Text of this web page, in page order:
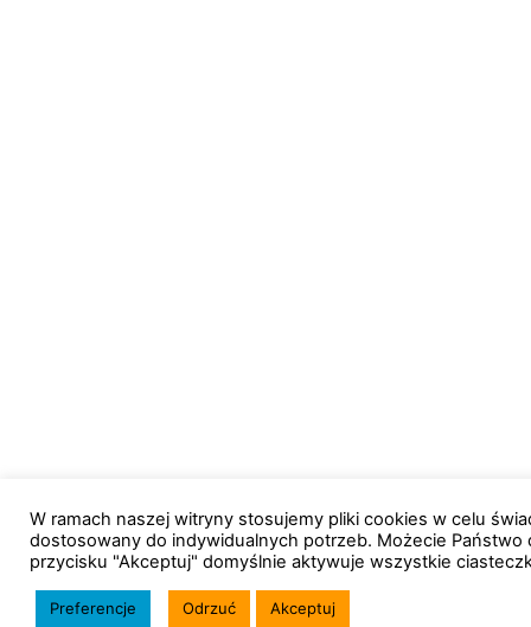
W ramach naszej witryny stosujemy pliki cookies w celu
dostosowany do indywidualnych potrzeb. Możecie
przycisku "Akceptuj" domyślnie aktywuje wszystkie
Preferencje Odrzuć Akceptuj